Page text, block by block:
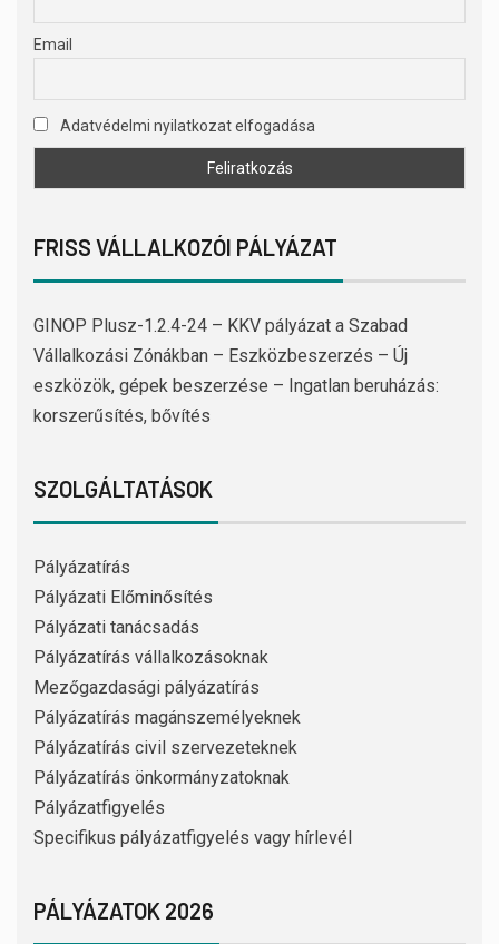
Email
Adatvédelmi nyilatkozat elfogadása
FRISS VÁLLALKOZÓI PÁLYÁZAT
GINOP Plusz-1.2.4-24 – KKV pályázat a Szabad
Vállalkozási Zónákban – Eszközbeszerzés – Új
eszközök, gépek beszerzése – Ingatlan beruházás:
korszerűsítés, bővítés
SZOLGÁLTATÁSOK
Pályázatírás
Pályázati Előminősítés
Pályázati tanácsadás
Pályázatírás vállalkozásoknak
Mezőgazdasági pályázatírás
Pályázatírás magánszemélyeknek
Pályázatírás civil szervezeteknek
Pályázatírás önkormányzatoknak
Pályázatfigyelés
Specifikus pályázatfigyelés vagy hírlevél
PÁLYÁZATOK 2026